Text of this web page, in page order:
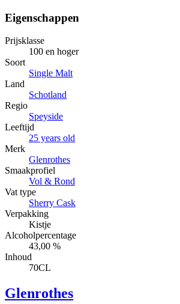
Eigenschappen
Prijsklasse
100 en hoger
Soort
Single Malt
Land
Schotland
Regio
Speyside
Leeftijd
25 years old
Merk
Glenrothes
Smaakprofiel
Vol & Rond
Vat type
Sherry Cask
Verpakking
Kistje
Alcoholpercentage
43,00 %
Inhoud
70CL
Glenrothes